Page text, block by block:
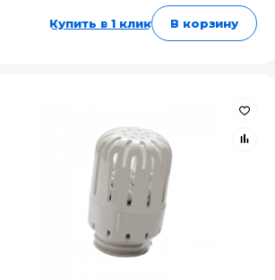
Купить в 1 клик В корзину